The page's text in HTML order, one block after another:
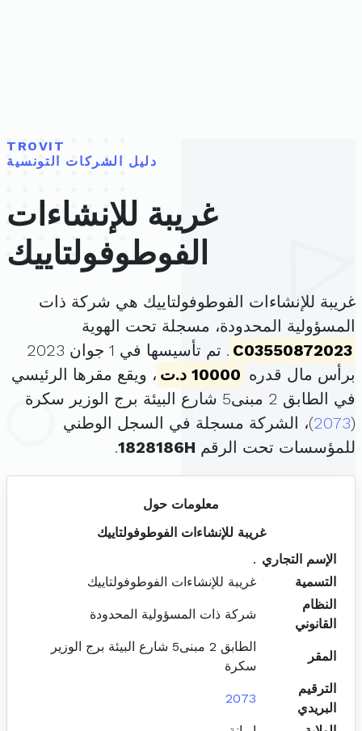
TROVIT
دليل الشركات التونسية
غريبة للإنشاءات
الفوطوفولتاييك
غريبة للإنشاءات الفوطوفولتاييك هي شركة ذات
المسؤولية المحدودة، مسجلة تحت الهوية
C03550872023
. تم تأسيسها في 1 جوان 2023
برأس مال قدره 10000 د.ت
، ويقع مقرها الرئيسي
في الطابق 2 مبنى5 شارع البيئة برج الوزير سكرة
(
2073)، الشركة مسجلة في السجل الوطني
للمؤسسات تحت الرقم 1828186H
.
معلومات حول
غريبة للإنشاءات الفوطوفولتاييك
الإسم التجاري .
التسمية
غريبة للإنشاءات الفوطوفولتاييك
النظام
القانوني
شركة ذات المسؤولية المحدودة
المقر
الطابق 2 مبنى5 شارع البيئة برج الوزير
سكرة
الترقيم
البريدي
2073